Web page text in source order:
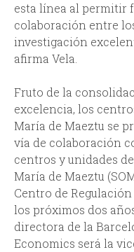
esta línea al permitir
colaboración entre
investigación
afirma Vela.
Fruto de la
excelencia, los
María de Maeztu se
vía de colaboración
centros y unidades
María de Maeztu
Centro de
los próximos dos
directora de la
Economics será la